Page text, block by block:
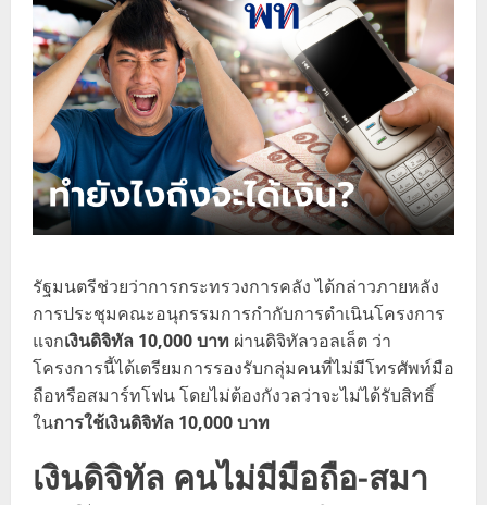
รัฐมนตรีช่วยว่าการกระทรวงการคลัง ได้กล่าวภายหลัง
การประชุมคณะอนุกรรมการกำกับการดำเนินโครงการ
แจกเงินดิจิทัล 10,000 บาท ผ่านดิจิทัลวอลเล็ต ว่า
โครงการนี้ได้เตรียมการรองรับกลุ่มคนที่ไม่มีโทรศัพท์มือ
ถือหรือสมาร์ทโฟน โดยไม่ต้องกังวลว่าจะไม่ได้รับสิทธิ์
ในการใช้เงินดิจิทัล 10,000 บาท
เงินดิจิทัล คนไม่มีมือถือ-สมา